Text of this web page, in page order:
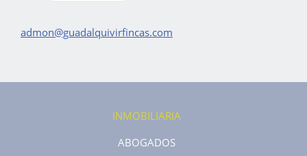
admon@guadalquivirfincas.com
INMOBILIARIA
ABOGADOS